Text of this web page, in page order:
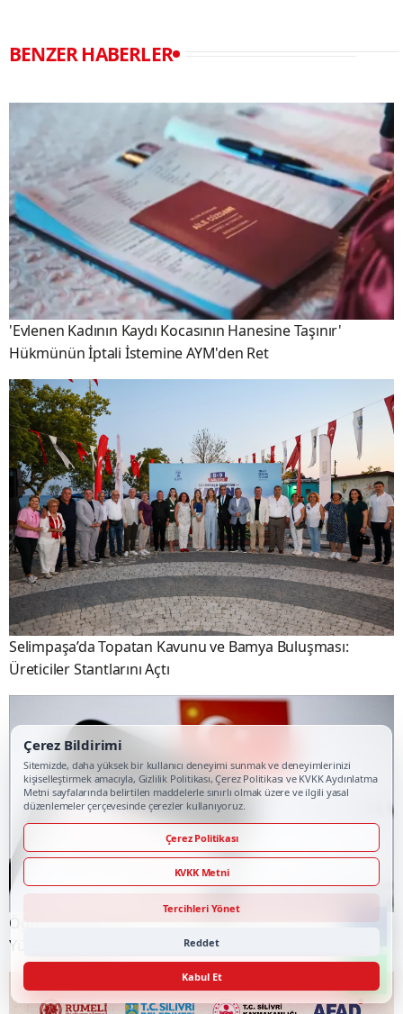
BENZER HABERLER
'Evlenen Kadının Kaydı Kocasının Hanesine Taşınır'
Hükmünün İptali İstemine AYM'den Ret
Selimpaşa’da Topatan Kavunu ve Bamya Buluşması:
Üreticiler Stantlarını Açtı
Öğrenci Affına İlişkin Düzenlemeyi İçeren Kanun
Yürürlüğe Girdi
Çerez Bildirimi
Sitemizde, daha yüksek bir kullanıcı deneyimi sunmak ve deneyimlerinizi
kişiselleştirmek amacıyla, Gizlilik Politikası, Çerez Politikası ve KVKK Aydınlatma
Metni sayfalarında belirtilen maddelerle sınırlı olmak üzere ve ilgili yasal
düzenlemeler çerçevesinde çerezler kullanıyoruz.
Çerez Politikası
KVKK Metni
Tercihleri Yönet
Reddet
Kabul Et